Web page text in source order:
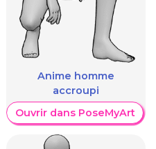
Anime homme
accroupi
Ouvrir dans PoseMyArt